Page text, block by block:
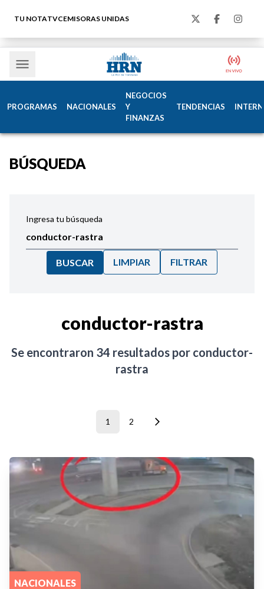
TU NOTATVCEMISORAS UNIDAS
PROGRAMAS NACIONALES
NEGOCIOS
Y
FINANZAS
TENDENCIAS
BÚSQUEDA
Ingresa tu búsqueda
BUSCAR LIMPIAR FILTRAR
conductor-rastra
Se encontraron 34 resultados por conductor-
rastra
1 2
NACIONALES